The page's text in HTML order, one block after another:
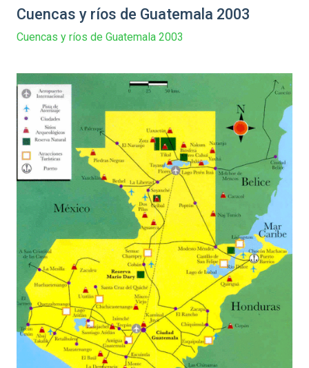
Cuencas y ríos de Guatemala 2003
Cuencas y ríos de Guatemala 2003